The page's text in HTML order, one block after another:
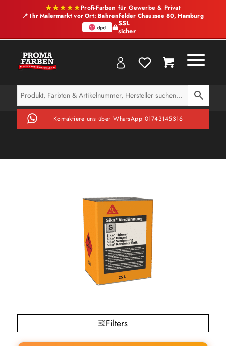
★★★★★Profi-Farben für Gewerbe & Privat
📍 Ihr Malermarkt vor Ort: Bahrenfelder Chaussee 80, Hamburg
SSL
sicher
Kontaktiere uns über WhatsApp 01743145316
Filters